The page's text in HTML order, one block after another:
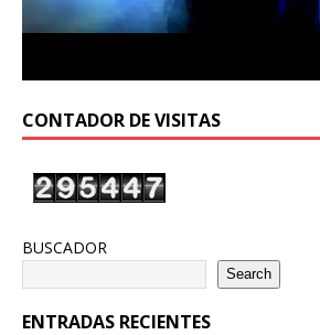
CONTADOR DE VISITAS
BUSCADOR
Search
ENTRADAS RECIENTES